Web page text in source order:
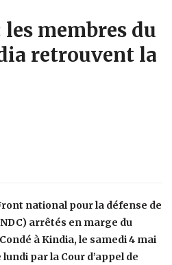
les membres du
retrouvent la
national pour la défense de
arrêtés en marge du
à Kindia, le samedi 4 mai
par la Cour d’appel de